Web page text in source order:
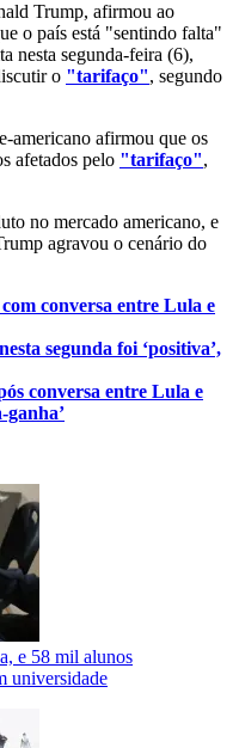
Trump, afirmou ao
o país está "sentindo falta"
nesta segunda-feira (6),
o "tarifaço", segundo
americano afirmou que os
afetados pelo "tarifaço",
no mercado americano, e
agravou o cenário do
conversa entre Lula e
segunda foi ‘positiva’,
conversa entre Lula e
ganha’
e 58 mil alunos
universidade